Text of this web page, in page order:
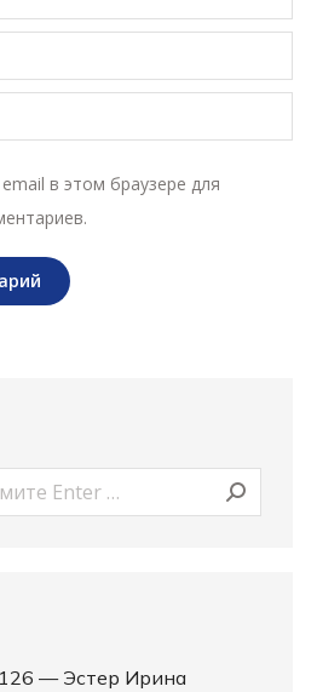
в этом браузере для
— Эстер Ирина